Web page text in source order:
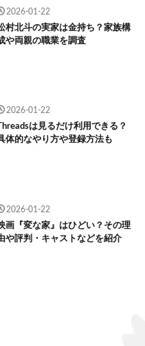
2026-01-22
村北斗の実家は金持ち？家族構
や両親の職業を調査
2026-01-22
Threadsは見るだけ利用できる？
体的なやり方や登録方法も
2026-01-22
画『変な家』はひどい？その理
や評判・キャストなどを紹介